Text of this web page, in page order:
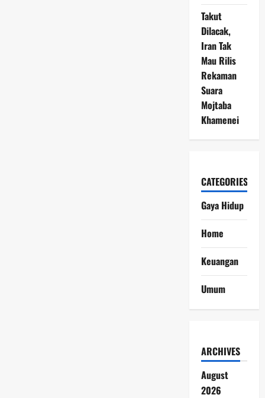
Takut
Dilacak,
Iran Tak
Mau Rilis
Rekaman
Suara
Mojtaba
Khamenei
CATEGORIES
Gaya Hidup
Home
Keuangan
Umum
ARCHIVES
August
2026